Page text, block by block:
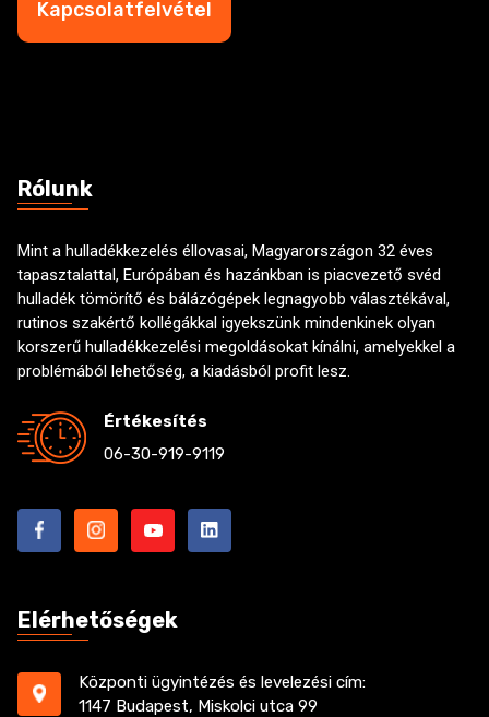
m
o
Kapcsolatfelvétel
Rólunk
Mint a hulladékkezelés éllovasai, Magyarországon 32 éves
tapasztalattal, Európában és hazánkban is piacvezető svéd
hulladék tömörítő és bálázógépek legnagyobb választékával,
rutinos szakértő kollégákkal igyekszünk mindenkinek olyan
korszerű hulladékkezelési megoldásokat kínálni, amelyekkel a
problémából lehetőség, a kiadásból profit lesz.
Értékesítés
06-30-919-9119
Elérhetőségek
Központi ügyintézés és levelezési cím:
1147 Budapest, Miskolci utca 99